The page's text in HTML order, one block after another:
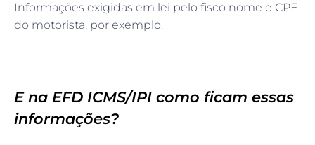
Informações exigidas em lei pelo fisco nome e CPF
do motorista, por exemplo.
E na EFD ICMS/IPI como ficam essas
informações?